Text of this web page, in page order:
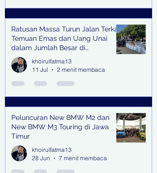
Ratusan Massa Turun Jalan Terkait
Temuan Emas dan Uang Unai
dalam Jumlah Besar di
Lingkungan Jampidsus Kejaksaan
Agung RI di Jakarta
khoirulfatma13
11 Jul
2 menit membaca
Peluncuran New BMW M2 dan
New BMW M3 Touring di Jawa
Timur
khoirulfatma13
28 Jun
7 menit membaca